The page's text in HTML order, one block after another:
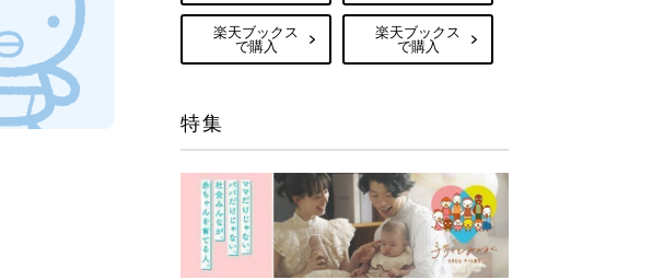
楽天ブックス
で購入
楽天ブックス
で購入
特集